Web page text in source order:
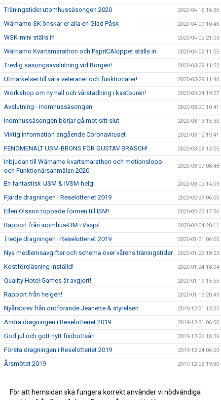
Träningstider utomhussäsongen 2020 2020-04-15 16:35
Wärnamo SK önskar er alla en Glad Påsk 2020-04-09 10:46
WSK-mini ställs in 2020-04-02 21:03
Wärnamo Kvartsmarathon och PaprICAloppet ställs in 2020-04-02 11:05
Trevlig säsongsavslutning vid Borgen! 2020-03-29 11:52
Utmärkelser till våra veteraner och funktionärer! 2020-03-29 11:40
Workshop om ny hall och vårstädning i kastburen! 2020-03-24 19:27
Avslutning - inomhussäsongen 2020-03-20 10:41
Inomhussäsongen börjar gå mot sitt slut 2020-03-13 15:30
Viktig information angående Coronaviruset 2020-03-12 19:41
FENOMENALT USM-BRONS FÖR GUSTAV BRASCH! 2020-03-08 13:25
Inbjudan till Wärnamo kvartsmarathon och motionslopp
och Funktionärsanmälan 2020
2020-03-07 08:48
En fantastisk IJSM & IVSM-helg! 2020-03-02 14:09
Fjärde dragningen i Reselotteriet 2019 2020-02-29 06:00
Ellen Olsson toppade formen till ISM! 2020-02-23 17:56
Rapport från inomhus-DM i Växjö! 2020-02-04 20:11
Tredje dragningen i Reselotteriet 2019 2020-01-31 06:00
Nya medlemsavgifter och schema över vårens träningstider 2020-01-29 18:23
Kostföreläsning inställd! 2020-01-24 18:04
Quality Hotel Games är avgjort! 2020-01-19 15:55
Rapport från helgen! 2020-01-13 20:43
Nyårsbrev från ordförande Jeanette & styrelsen 2019-12-31 12:32
Andra dragningen i Reselotteriet 2019 2019-12-31 06:00
God jul och gott nytt friidrottsår! 2019-12-26 16:36
Första dragningen i Reselotteriet 2019 2019-12-24 06:00
Årsmötet 2019 2019-12-08 19:30
Välkommen på årsmöte 2019 2019-11-11 18:26
För att hemsidan ska fungera korrekt använder vi nödvändiga